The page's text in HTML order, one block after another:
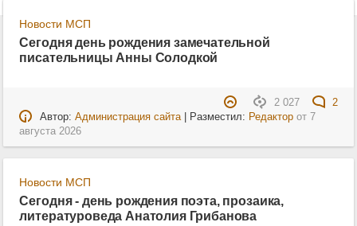
Новости МСП
Сегодня день рождения замечательной
писательницы Анны Солодкой
2 027
2
Автор: Администрация сайта| Разместил: Редакторот 7
августа 2026
Новости МСП
Сегодня - день рождения поэта, прозаика,
литературоведа Анатолия Грибанова